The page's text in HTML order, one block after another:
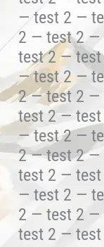
— test 2 —
2 — test 2 —
test 2 —
— test 2 —
2 — test 2
test 2 —
— test 2 —
2 — test 2 —
test 2 —
— test 2 —
2 — test 2
test 2 —